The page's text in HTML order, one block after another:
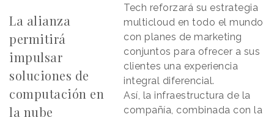
La alianza
permitirá
impulsar
soluciones de
computación en
la nube
Tech reforzará su estrategia
multicloud en todo el mundo
con planes de marketing
conjuntos para ofrecer a sus
clientes una experiencia
integral diferencial.
Así, la infraestructura de la
compañía, combinada con la